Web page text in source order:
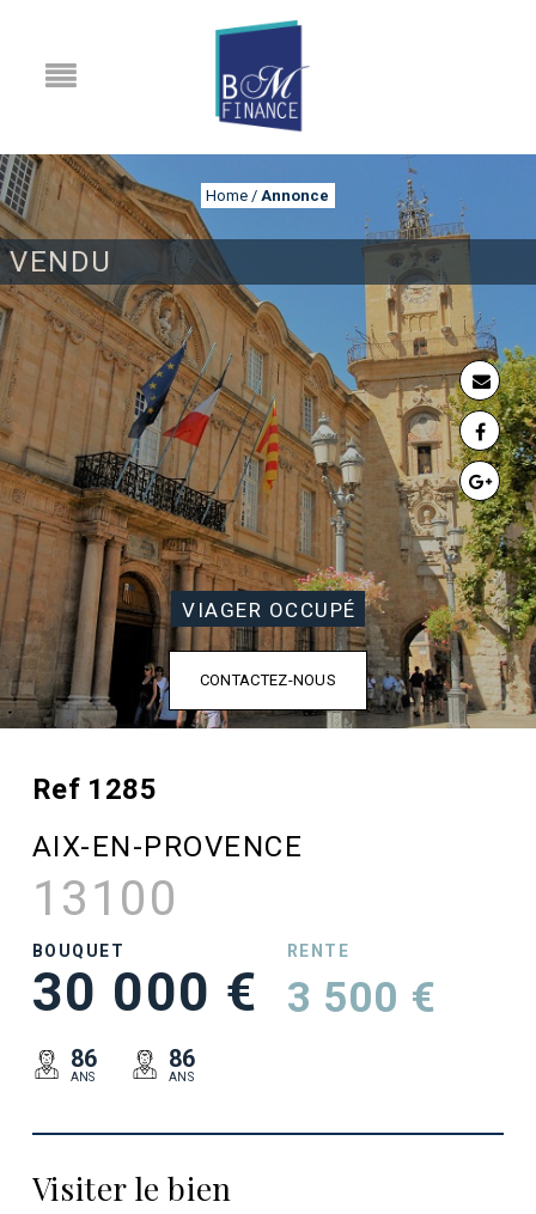
VENDU
Home / Annonce
ANNONCE
VIAGER OCCUPÉ
CONTACTEZ-NOUS
Ref 1285
AIX-EN-PROVENCE
13100
BOUQUET
30 000 €
RENTE
3 500 €
86
ANS
86
ANS
Visiter le bien